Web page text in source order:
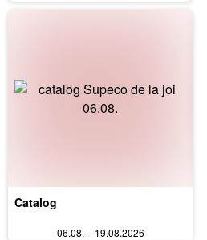
Catalog
06.08. – 19.08.2026